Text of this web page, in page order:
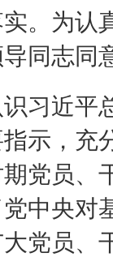
。为认
同志同
近平总
示，充
党员、
中央对
党员、